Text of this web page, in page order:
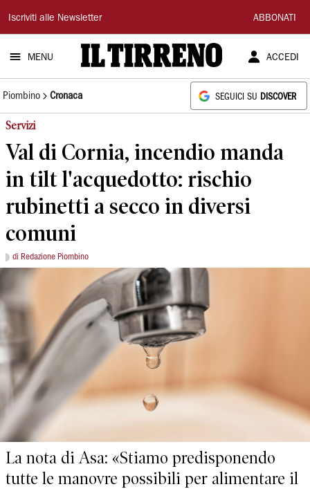
Il
Tirreno
Iscriviti alle Newsletter ABBONATI
MENU ACCEDI
Piombino Cronaca SEGUICI SU DISCOVER
Servizi
Val di Cornia, incendio manda
in tilt l'acquedotto: rischio
rubinetti a secco in diversi
comuni
di Redazione Piombino
La nota di Asa: «Stiamo predisponendo
tutte le manovre possibili per alimentare il